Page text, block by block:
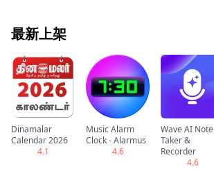
最新上架
Dinamalar
Calendar 2026
4.1
Music Alarm
Clock - Alarmus
4.6
Wave AI Note
Taker &
Recorder
4.6